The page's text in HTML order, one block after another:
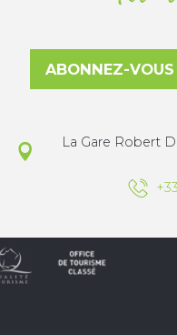
ABONNEZ-
La Gare Robert